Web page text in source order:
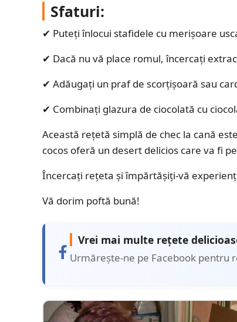
Sfaturi:
✔ Puteți înlocui stafidele cu merișoare
✔ Dacă nu vă place romul, încercați
✔ Adăugați un praf de scorțișoară sau
✔ Combinați glazura de ciocolată cu
Această rețetă simplă de chec la cană
cocos oferă un desert delicios care va fi
Încercați rețeta și împărtășiți-vă
Vă dorim poftă bună!
Vrei mai multe rețete
Urmărește-ne pe Facebook pentru